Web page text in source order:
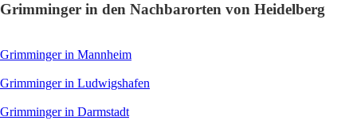
Grimminger in den Nachbarorten von Heidelberg
Grimminger in Mannheim
Grimminger in Ludwigshafen
Grimminger in Darmstadt